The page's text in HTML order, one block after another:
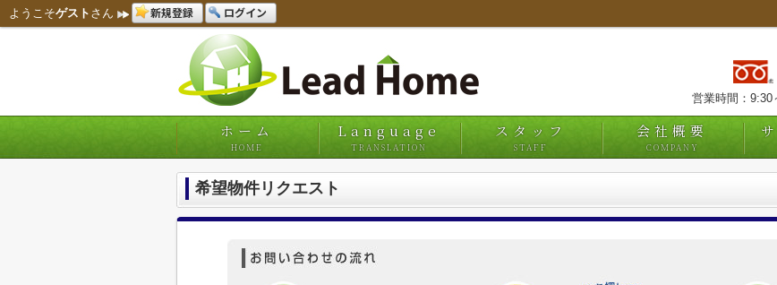
ようこそゲスト さん 新規登録 ログイン
営業時間：9:30
ホーム
HOME
Language
TRANSLATION
スタッフ
STAFF
会社概要
COMPANY
希望物件リクエスト